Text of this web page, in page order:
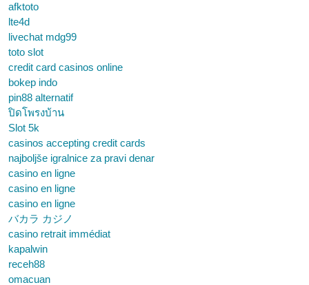
afktoto
lte4d
livechat mdg99
toto slot
credit card casinos online
bokep indo
pin88 alternatif
ปิดโพรงบ้าน
Slot 5k
casinos accepting credit cards
najboljše igralnice za pravi denar
casino en ligne
casino en ligne
casino en ligne
バカラ カジノ
casino retrait immédiat
kapalwin
receh88
omacuan